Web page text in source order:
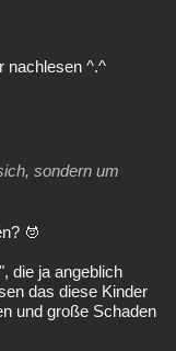
nachlesen ^.^
sondern um
die ja angeblich
das diese Kinder
und große Schaden